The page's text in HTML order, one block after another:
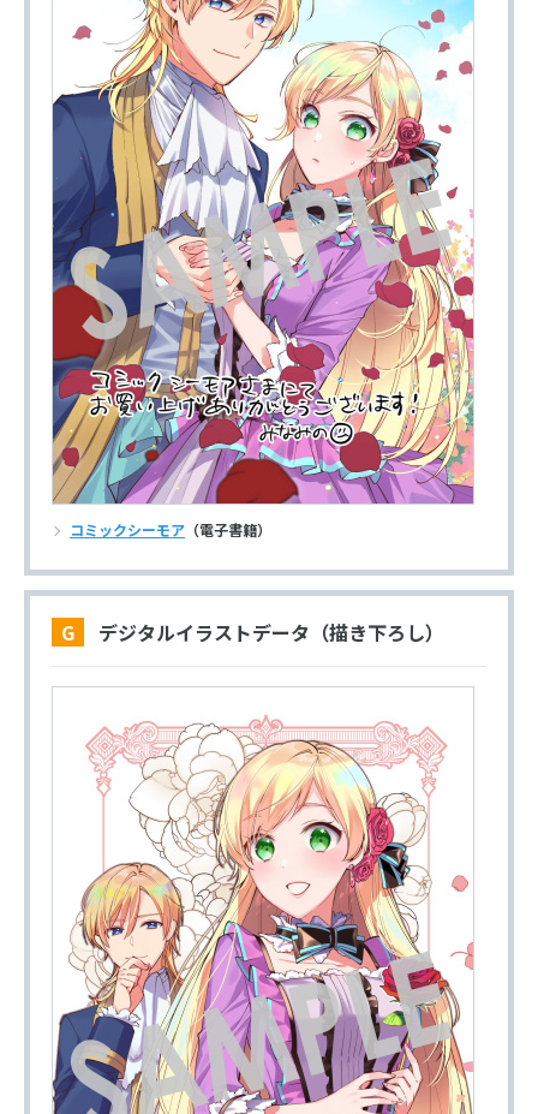
コミックシーモア （電子書籍）
G デジタルイラストデータ（描き下ろし）